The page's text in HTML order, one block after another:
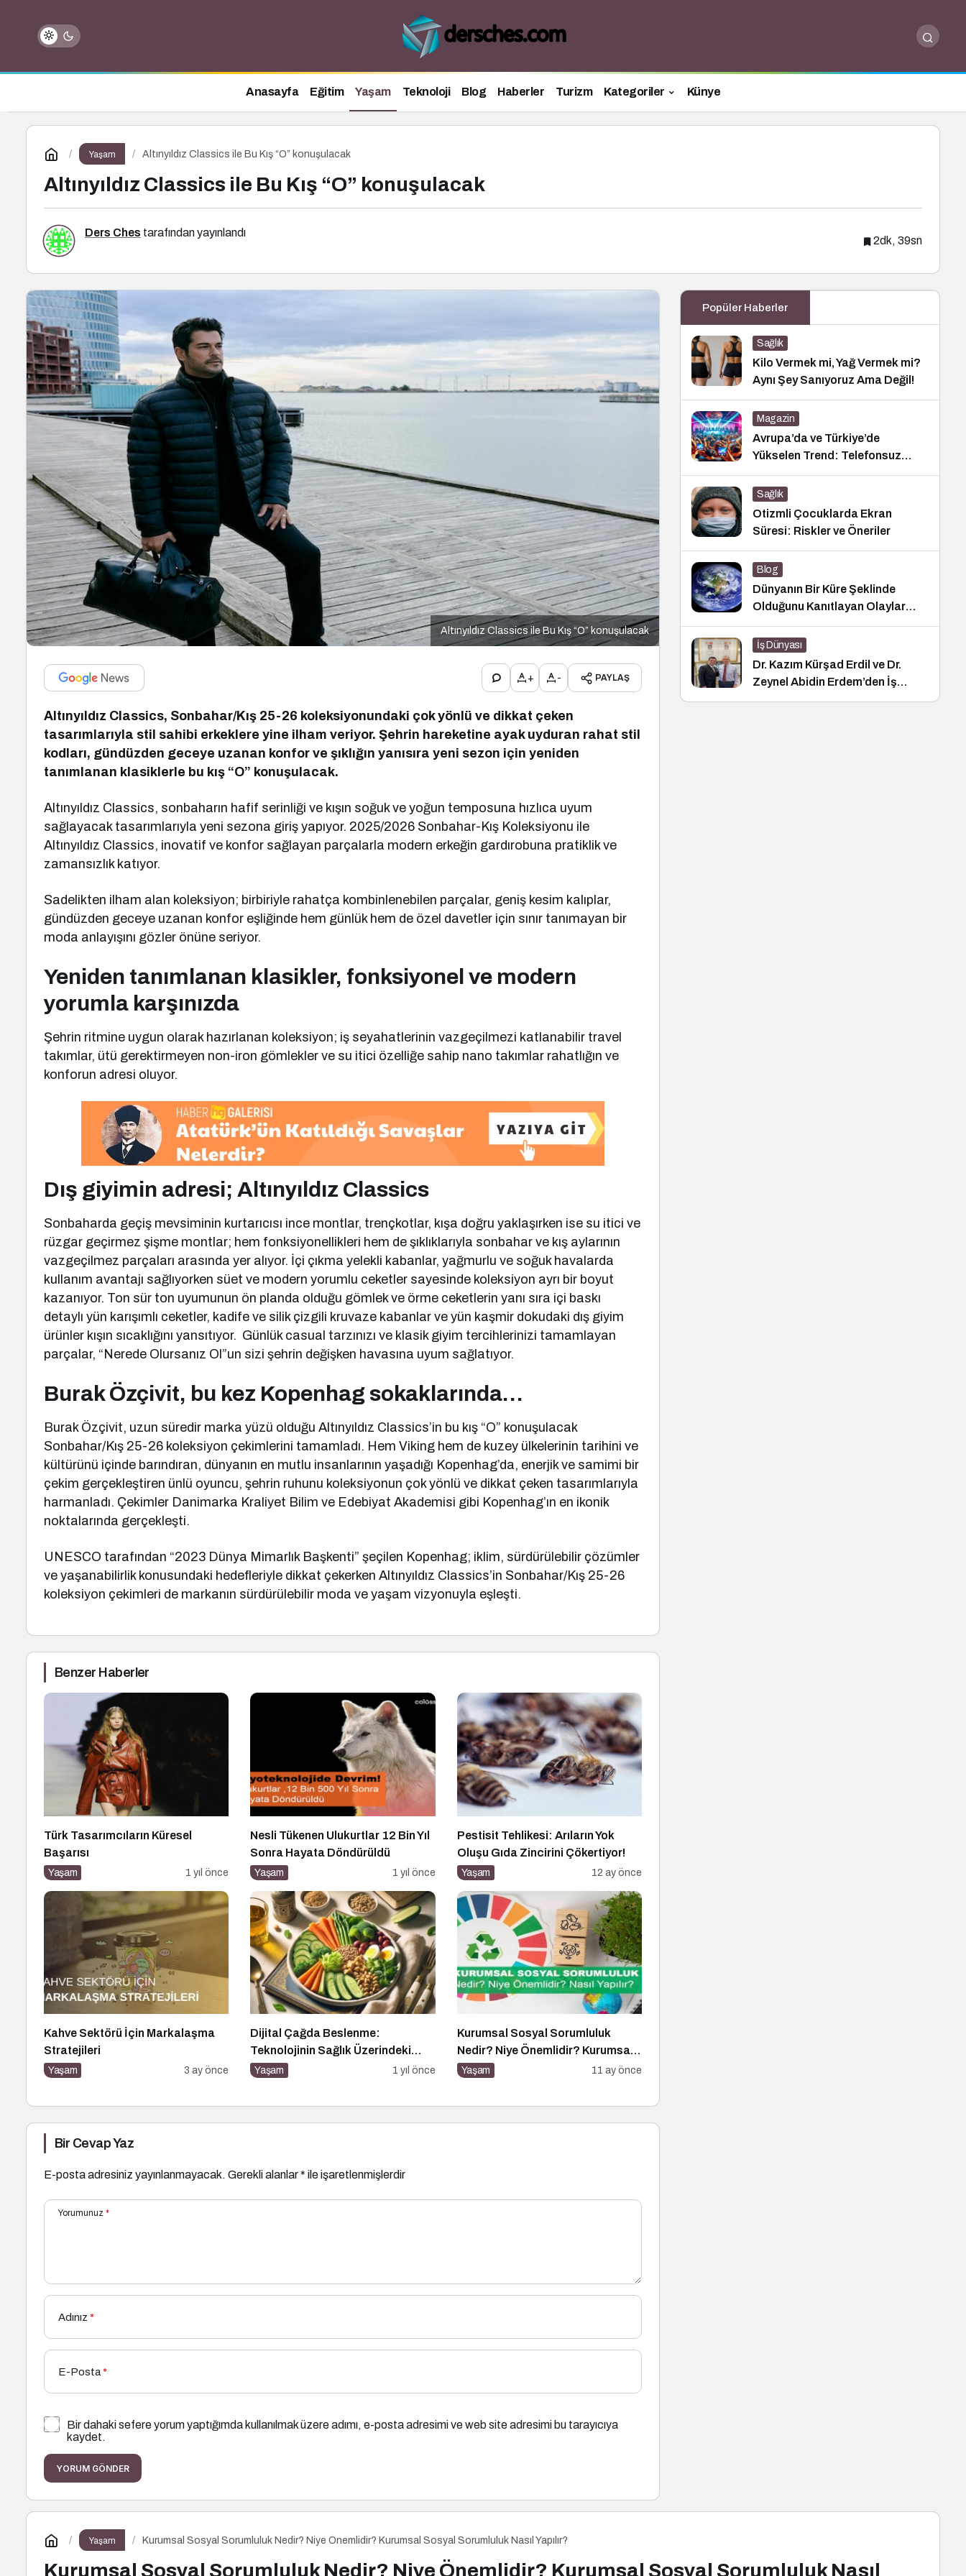
Anasayfa Eğitim Yaşam Teknoloji Blog Haberler Turizm Kategoriler Künye
Yaşam Altınyıldız Classics ile Bu Kış “O” konuşulacak
Altınyıldız Classics ile Bu Kış “O” konuşulacak
Ders Ches tarafından yayınlandı
2dk, 39sn
Altınyıldız Classics ile Bu Kış “O” konuşulacak
+ - PAYLAŞ
Altınyıldız Classics, Sonbahar/Kış 25-26 koleksiyonundaki çok yönlü ve dikkat çeken
tasarımlarıyla stil sahibi erkeklere yine ilham veriyor. Şehrin hareketine ayak uyduran rahat stil
kodları, gündüzden geceye uzanan konfor ve şıklığın yanısıra yeni sezon için yeniden
tanımlanan klasiklerle bu kış “O” konuşulacak.
Altınyıldız Classics, sonbaharın hafif serinliği ve kışın soğuk ve yoğun temposuna hızlıca uyum
sağlayacak tasarımlarıyla yeni sezona giriş yapıyor. 2025/2026 Sonbahar-Kış Koleksiyonu ile
Altınyıldız Classics, inovatif ve konfor sağlayan parçalarla modern erkeğin gardırobuna pratiklik ve
zamansızlık katıyor.
Sadelikten ilham alan koleksiyon; birbiriyle rahatça kombinlenebilen parçalar, geniş kesim kalıplar,
gündüzden geceye uzanan konfor eşliğinde hem günlük hem de özel davetler için sınır tanımayan bir
moda anlayışını gözler önüne seriyor.
Yeniden tanımlanan klasikler, fonksiyonel ve modern
yorumla karşınızda
Şehrin ritmine uygun olarak hazırlanan koleksiyon; iş seyahatlerinin vazgeçilmezi katlanabilir travel
takımlar, ütü gerektirmeyen non-iron gömlekler ve su itici özelliğe sahip nano takımlar rahatlığın ve
konforun adresi oluyor.
Dış giyimin adresi; Altınyıldız Classics
Sonbaharda geçiş mevsiminin kurtarıcısı ince montlar, trençkotlar, kışa doğru yaklaşırken ise su itici ve
rüzgar geçirmez şişme montlar; hem fonksiyonellikleri hem de şıklıklarıyla sonbahar ve kış aylarının
vazgeçilmez parçaları arasında yer alıyor. İçi çıkma yelekli kabanlar, yağmurlu ve soğuk havalarda
kullanım avantajı sağlıyorken süet ve modern yorumlu ceketler sayesinde koleksiyon ayrı bir boyut
kazanıyor. Ton sür ton uyumunun ön planda olduğu gömlek ve örme ceketlerin yanı sıra içi baskı
detaylı yün karışımlı ceketler, kadife ve silik çizgili kruvaze kabanlar ve yün kaşmir dokudaki dış giyim
ürünler kışın sıcaklığını yansıtıyor. Günlük casual tarzınızı ve klasik giyim tercihlerinizi tamamlayan
parçalar, “Nerede Olursanız Ol”un sizi şehrin değişken havasına uyum sağlatıyor.
Burak Özçivit, bu kez Kopenhag sokaklarında…
Burak Özçivit, uzun süredir marka yüzü olduğu Altınyıldız Classics’in bu kış “O” konuşulacak
Sonbahar/Kış 25-26 koleksiyon çekimlerini tamamladı. Hem Viking hem de kuzey ülkelerinin tarihini ve
kültürünü içinde barındıran, dünyanın en mutlu insanlarının yaşadığı Kopenhag’da, enerjik ve samimi bir
çekim gerçekleştiren ünlü oyuncu, şehrin ruhunu koleksiyonun çok yönlü ve dikkat çeken tasarımlarıyla
harmanladı. Çekimler Danimarka Kraliyet Bilim ve Edebiyat Akademisi gibi Kopenhag’ın en ikonik
noktalarında gerçekleşti.
UNESCO tarafından “2023 Dünya Mimarlık Başkenti” şeçilen Kopenhag; iklim, sürdürülebilir çözümler
ve yaşanabilirlik konusundaki hedefleriyle dikkat çekerken Altınyıldız Classics’in Sonbahar/Kış 25-26
koleksiyon çekimleri de markanın sürdürülebilir moda ve yaşam vizyonuyla eşleşti.
Benzer Haberler
Türk Tasarımcıların Küresel
Başarısı
Yaşam 1 yıl önce
Nesli Tükenen Ulukurtlar 12 Bin Yıl
Sonra Hayata Döndürüldü
Yaşam 1 yıl önce
Pestisit Tehlikesi: Arıların Yok
Oluşu Gıda Zincirini Çökertiyor!
Yaşam 12 ay önce
Kahve Sektörü İçin Markalaşma
Stratejileri
Yaşam 3 ay önce
Dijital Çağda Beslenme:
Teknolojinin Sağlık Üzerindeki
Etkileri ve Yeni Alışkanlıklar
Yaşam 1 yıl önce
Kurumsal Sosyal Sorumluluk
Nedir? Niye Önemlidir? Kurumsal
Sosyal Sorumluluk Nasıl Yapılır?
Yaşam 11 ay önce
Bir Cevap Yaz
E-posta adresiniz yayınlanmayacak. Gerekli alanlar* ile işaretlenmişlerdir
Yorumunuz *
Adınız *
E-Posta*
Bir dahaki sefere yorum yaptığımda kullanılmak üzere adımı, e-posta adresimi ve web site adresimi bu tarayıcıya
kaydet.
YORUM GÖNDER
Popüler Haberler
Sağlık
Kilo Vermek mi, Yağ Vermek mi?
Aynı Şey Sanıyoruz Ama Değil!
Magazin
Avrupa’da ve Türkiye’de
Yükselen Trend: Telefonsuz
Gece Kulüpleri
Sağlık
Otizmli Çocuklarda Ekran
Süresi: Riskler ve Öneriler
Blog
Dünyanın Bir Küre Şeklinde
Olduğunu Kanıtlayan Olaylar
Nedir?
İş Dünyası
Dr. Kazım Kürşad Erdil ve Dr.
Zeynel Abidin Erdem’den İş
Dünyası Buluşması
Yaşam Kurumsal Sosyal Sorumluluk Nedir? Niye Önemlidir? Kurumsal Sosyal Sorumluluk Nasıl Yapılır?
Kurumsal Sosyal Sorumluluk Nedir? Niye Önemlidir? Kurumsal Sosyal Sorumluluk Nasıl